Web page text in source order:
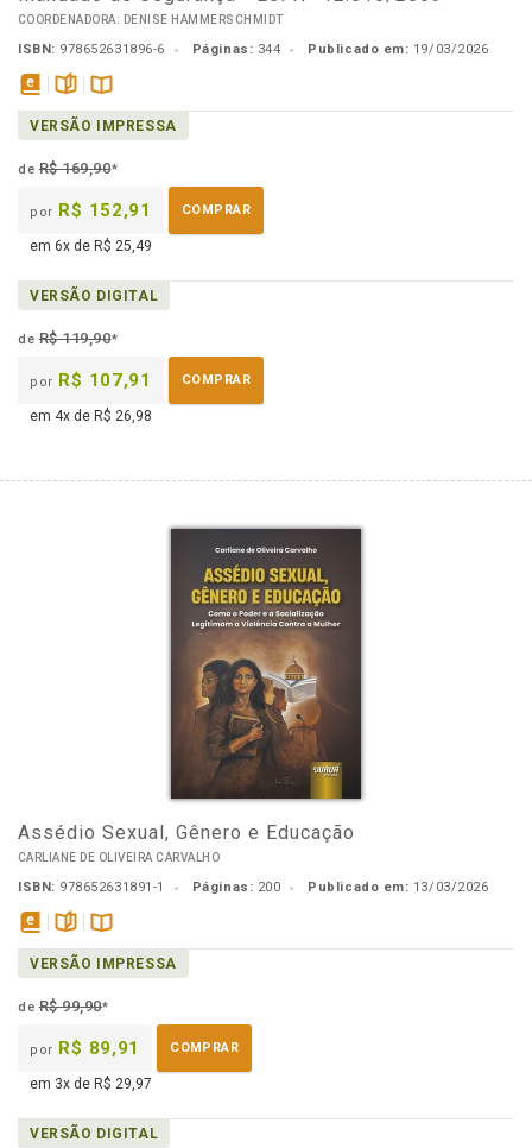
COORDENADORA: DENISE HAMMERSCHMIDT
ISBN: 978652631896-6 Páginas: 344 Publicado em: 19/03/2026
disponível
em
páginasDisponível
na
VERSÃO IMPRESSA
deR$ 169,90*
por R$ 152,91 COMPRAR
em 6x de R$ 25,49
VERSÃO DIGITAL
deR$ 119,90*
por R$ 107,91 COMPRAR
em 4x de R$ 26,98
Assédio Sexual, Gênero e Educação
CARLIANE DE OLIVEIRA CARVALHO
ISBN: 978652631891-1 Páginas: 200 Publicado em: 13/03/2026
disponível
em
páginasDisponível
na
VERSÃO IMPRESSA
deR$ 99,90*
por R$ 89,91 COMPRAR
em 3x de R$ 29,97
VERSÃO DIGITAL